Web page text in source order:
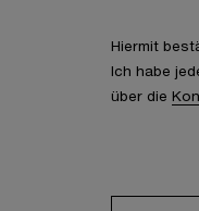
Hiermit
Ich habe
über die